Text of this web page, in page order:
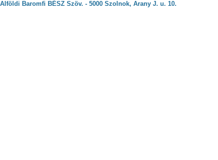
Alföldi Baromfi BÉSZ Szöv. - 5000 Szolnok, Arany J. u. 10.